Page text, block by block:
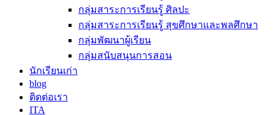
กลุ่มสาระการเรียนรู้ ศิลปะ
กลุ่มสาระการเรียนรู้ สุขศึกษาและพลศึกษา
กลุ่มพัฒนาผู้เรียน
กลุ่มสนับสนุนการสอน
นักเรียนเก่า
blog
ติดต่อเรา
ITA